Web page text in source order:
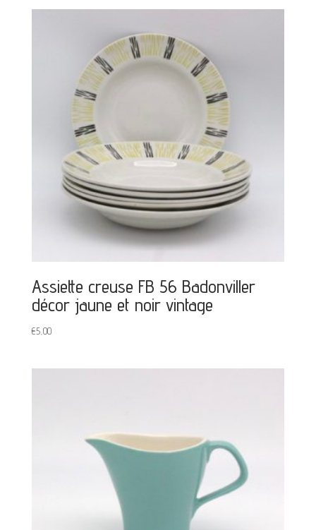
Assiette creuse FB 56 Badonviller
décor jaune et noir vintage
€5,00